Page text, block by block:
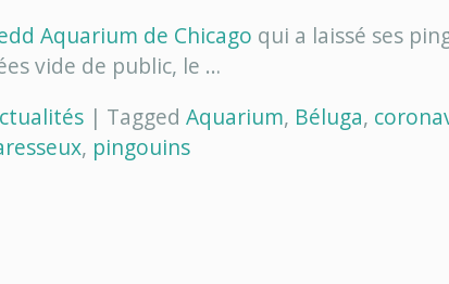
Aquarium de Chicago qui a laissé ses
vide de public, le …
| Tagged Aquarium, Béluga,
, pingouins